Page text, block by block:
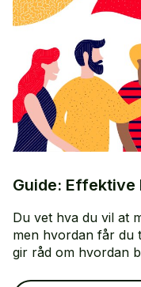
Guide: Effektive
Du vet hva du vil at
men hvordan får du
gir råd om hvordan